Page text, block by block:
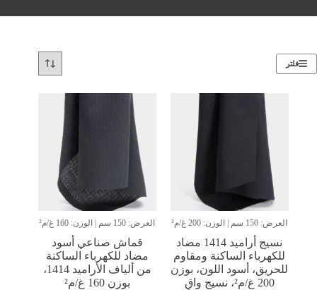
فلتر
العرض: 150 سم | الوزن: 200 غ/م²
نسيج أراميد 1414 مضاد
للكهرباء الساكنة ومقاوم
للحريق، أسود اللون، بوزن
200 غ/م²، نسيج واقٍ
العرض: 150 سم | الوزن: 160 غ/م²
قماش صناعي أسود
مضاد للكهرباء الساكنة
من ألياف الأراميد 1414،
بوزن 160 غ/م²